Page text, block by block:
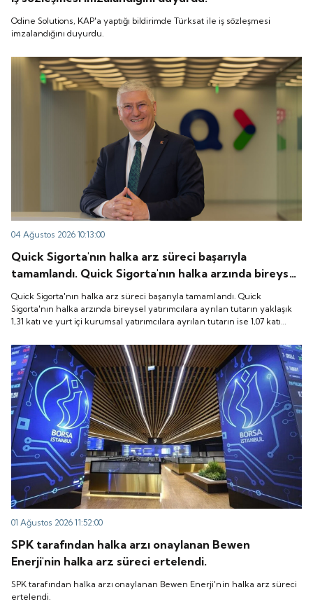
Odine Solutions, KAP'a yaptığı bildirimde Türksat ile iş sözleşmesi
imzalandığını duyurdu.
04 Ağustos 2026 10:13:00
Quick Sigorta'nın halka arz süreci başarıyla
tamamlandı. Quick Sigorta'nın halka arzında bireysel
yatırımcılara ayrılan tutarın yaklaşık 1,31 katı ve yurt
içi kurumsal yatırımcılara ayrılan tutarın ise 1,07 katı
talep geldi. Quick Sigorta, 6 Ağustos 2026 tarihinde
görmeye başlayacak.
Quick Sigorta'nın halka arz süreci başarıyla tamamlandı. Quick
Sigorta'nın halka arzında bireysel yatırımcılara ayrılan tutarın yaklaşık
1,31 katı ve yurt içi kurumsal yatırımcılara ayrılan tutarın ise 1,07 katı
koduyla Borsa İstanbul'da işlem görmeye başlayacak.
01 Ağustos 2026 11:52:00
SPK tarafından halka arzı onaylanan Bewen
Enerji'nin halka arz süreci ertelendi.
SPK tarafından halka arzı onaylanan Bewen Enerji'nin halka arz süreci
ertelendi.